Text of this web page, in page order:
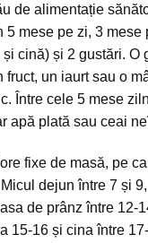
de alimentație
5 mese pe zi, 3 mese
cină) și 2 gustări. O
fruct, un iaurt sau o
Între cele 5 mese
apă plată sau ceai
fixe de masă, pe
dejun între 7 și
de prânz între 12-
15-16 și cina între